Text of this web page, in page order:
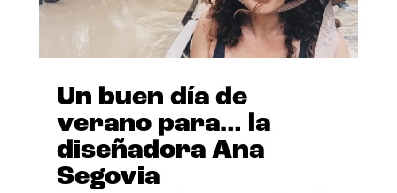
Un buen día de
verano para… la
diseñadora Ana
Segovia